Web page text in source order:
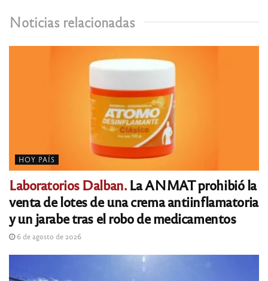
Noticias relacionadas
HOY PAÍS
Laboratorios Dalban.La ANMAT prohibió la
venta de lotes de una crema antiinflamatoria
y un jarabe tras el robo de medicamentos
6 de agosto de 2026